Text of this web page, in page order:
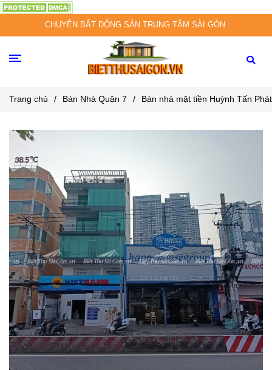
CHUYÊN BẤT ĐỘNG SẢN TRUNG TÂM SÀI GÒN
Trang chủ / Bán Nhà Quận 7 / Bán nhà mặt tiền Huỳnh Tấn